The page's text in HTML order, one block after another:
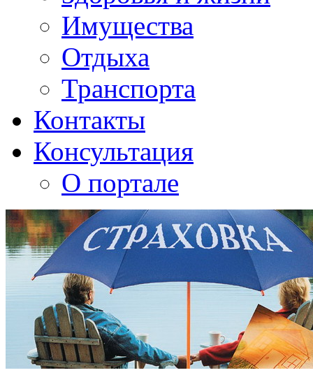
Имущества
Отдыха
Транспорта
Контакты
Консультация
О портале